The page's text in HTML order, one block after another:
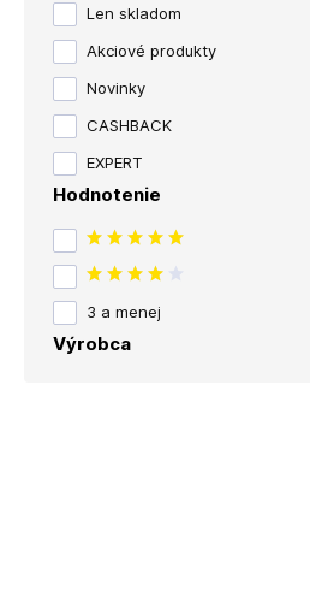
Len skladom
Akciové produkty
Novinky
CASHBACK
EXPERT
Hodnotenie
3 a menej
Výrobca